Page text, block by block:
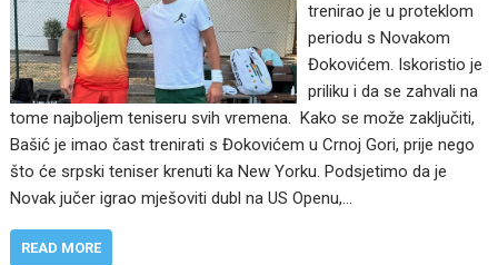
trenirao je u proteklom
periodu s Novakom
Đokovićem. Iskoristio je
priliku i da se zahvali na
tome najboljem teniseru svih vremena. Kako se može zaključiti,
Bašić je imao čast trenirati s Đokovićem u Crnoj Gori, prije nego
što će srpski teniser krenuti ka New Yorku. Podsjetimo da je
Novak jučer igrao mješoviti dubl na US Openu,…
READ MORE